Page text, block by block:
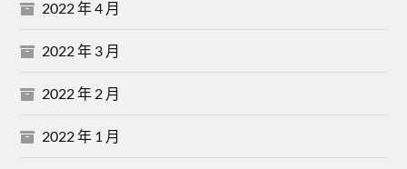
2022 年 4 月
2022 年 3 月
2022 年 2 月
2022 年 1 月